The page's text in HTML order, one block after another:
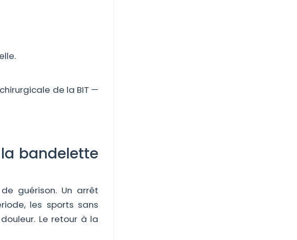
de la BIT —
bandelette
guérison. Un arrêt
les sports sans
Le retour à la